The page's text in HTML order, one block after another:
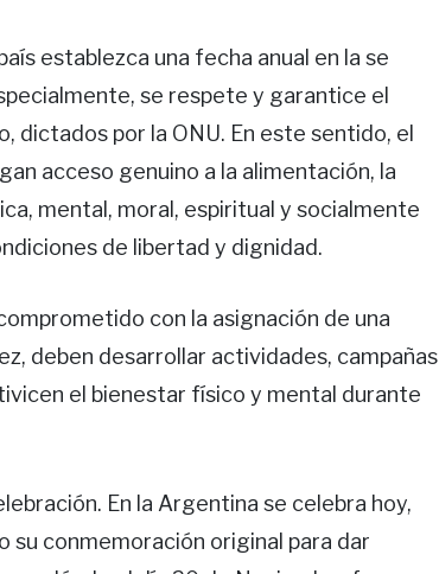
establezca una fecha anual en la se
se respete y garantice el
por la ONU. En este sentido, el
acceso genuino a la alimentación, la
mental, moral, espiritual y socialmente
de libertad y dignidad.
con la asignación de una
deben desarrollar actividades, campañas
el bienestar físico y mental durante
En la Argentina se celebra hoy,
su conmemoración original para dar